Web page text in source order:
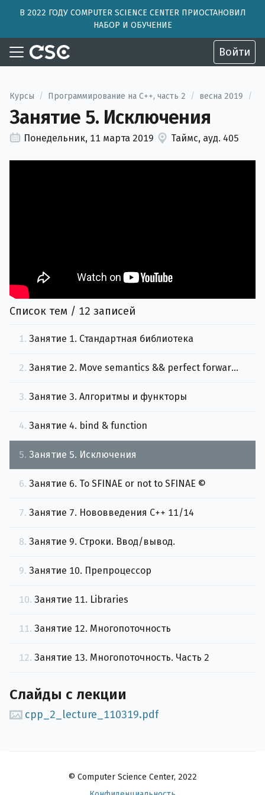
В 2022 ГОДУ COMPUTER SCIENCE CENTER ПРИОСТАНОВИЛ
НАБОР И ОБУЧЕНИЕ
Войти
Курсы / Программирование на C++, часть 2 / весна 2019 /
Занятие 5. Исключения
Понедельник, 11 марта 2019 Таймс, ауд. 405
Список тем / 12 записей
1. Занятие 1. Стандартная библиотека
2. Занятие 2. Move semantics && perfect forwarding
3. Занятие 3. Алгоритмы и функторы
4. Занятие 4. bind & function
5. Занятие 5. Исключения
6. Занятие 6. To SFINAE or not to SFINAE ©
7. Занятие 7. Нововведения С++ 11/14
8. Занятие 9. Строки. Ввод/вывод.
9. Занятие 10. Препроцессор
10. Занятие 11. Libraries
11. Занятие 12. Многопоточность
12. Занятие 13. Многопоточность. Часть 2
Слайды с лекции
cpp_2_lecture_110319.pdf
© Computer Science Center, 2022